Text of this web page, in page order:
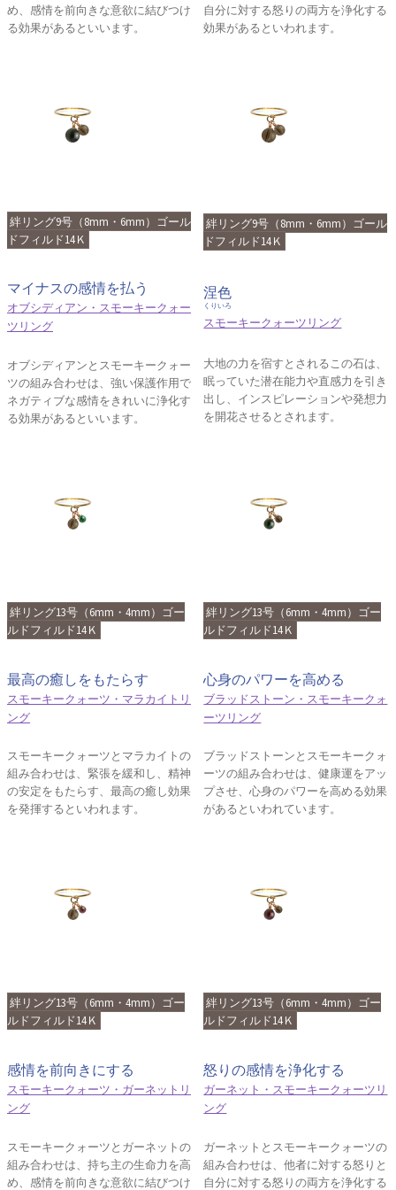
め、感情を前向きな意欲に結びつけ
る効果があるといいます。
自分に対する怒りの両方を浄化する
効果があるといわれます。
絆リング9号（8mm・6mm）ゴール
ドフィルド14Ｋ
マイナスの感情を払う
オブシディアン・スモーキークォー
ツリング
オブシディアンとスモーキークォー
ツの組み合わせは、強い保護作用で
ネガティブな感情をきれいに浄化す
る効果があるといいます。
絆リング9号（8mm・6mm）ゴール
ドフィルド14Ｋ
涅色
くりいろ
スモーキークォーツリング
大地の力を宿すとされるこの石は、
眠っていた潜在能力や直感力を引き
出し、インスピレーションや発想力
を開花させるとされます。
絆リング13号（6mm・4mm）ゴー
ルドフィルド14Ｋ
最高の癒しをもたらす
スモーキークォーツ・マラカイトリ
ング
スモーキークォーツとマラカイトの
組み合わせは、緊張を緩和し、精神
の安定をもたらす、最高の癒し効果
を発揮するといわれます。
絆リング13号（6mm・4mm）ゴー
ルドフィルド14Ｋ
心身のパワーを高める
ブラッドストーン・スモーキークォ
ーツリング
ブラッドストーンとスモーキークォ
ーツの組み合わせは、健康運をアッ
プさせ、心身のパワーを高める効果
があるといわれています。
絆リング13号（6mm・4mm）ゴー
ルドフィルド14Ｋ
感情を前向きにする
スモーキークォーツ・ガーネットリ
ング
スモーキークォーツとガーネットの
組み合わせは、持ち主の生命力を高
め、感情を前向きな意欲に結びつけ
絆リング13号（6mm・4mm）ゴー
ルドフィルド14Ｋ
怒りの感情を浄化する
ガーネット・スモーキークォーツリ
ング
ガーネットとスモーキークォーツの
組み合わせは、他者に対する怒りと
自分に対する怒りの両方を浄化する